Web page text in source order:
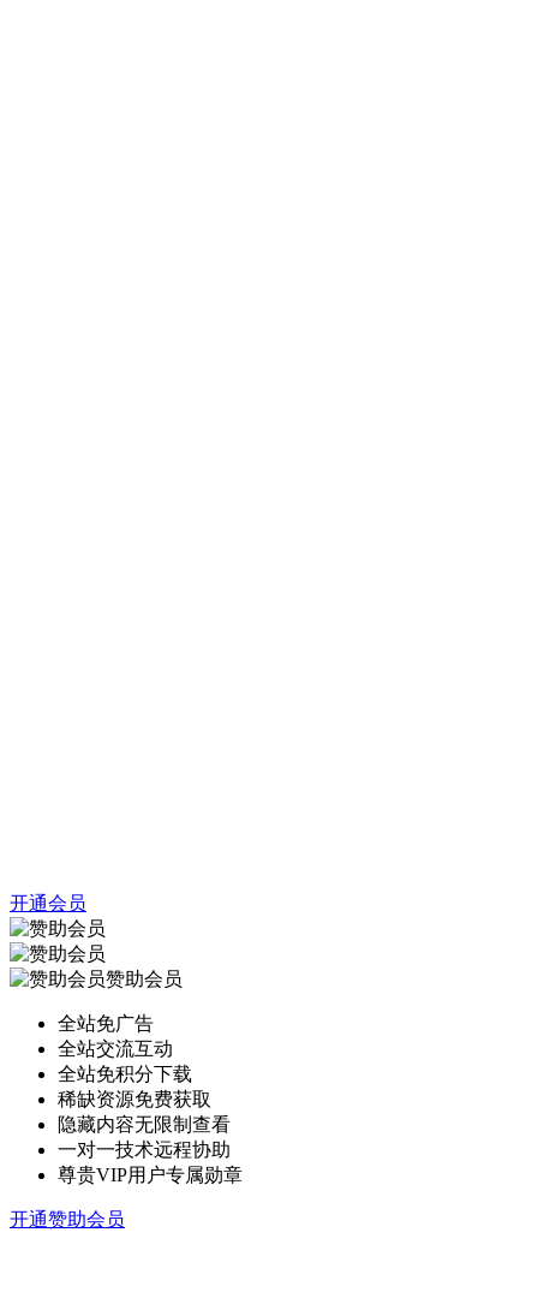
开通会员
赞助会员
全站免广告
全站交流互动
全站免积分下载
稀缺资源免费获取
隐藏内容无限制查看
一对一技术远程协助
尊贵VIP用户专属勋章
开通赞助会员